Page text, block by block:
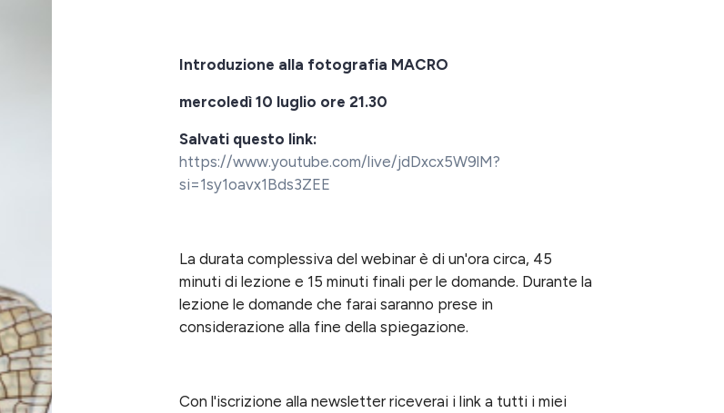
Introduzione alla fotografia MACRO
mercoledì 10 luglio ore 21.30
Salvati questo link:
https://www.youtube.com/live/jdDxcx5W9lM?
si=1sy1oavx1Bds3ZEE
La durata complessiva del webinar è di un'ora circa, 45
minuti di lezione e 15 minuti finali per le domande. Durante la
lezione le domande che farai saranno prese in
considerazione alla fine della spiegazione.
Con l'iscrizione alla newsletter riceverai i link a tutti i miei